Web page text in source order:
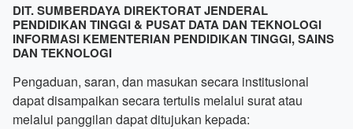
DIT. SUMBERDAYA DIREKTORAT JENDERAL
PENDIDIKAN TINGGI & PUSAT DATA DAN TEKNOLOGI
INFORMASI KEMENTERIAN PENDIDIKAN TINGGI, SAINS
DAN TEKNOLOGI
Pengaduan, saran, dan masukan secara institusional
dapat disampaikan secara tertulis melalui surat atau
melalui panggilan dapat ditujukan kepada: